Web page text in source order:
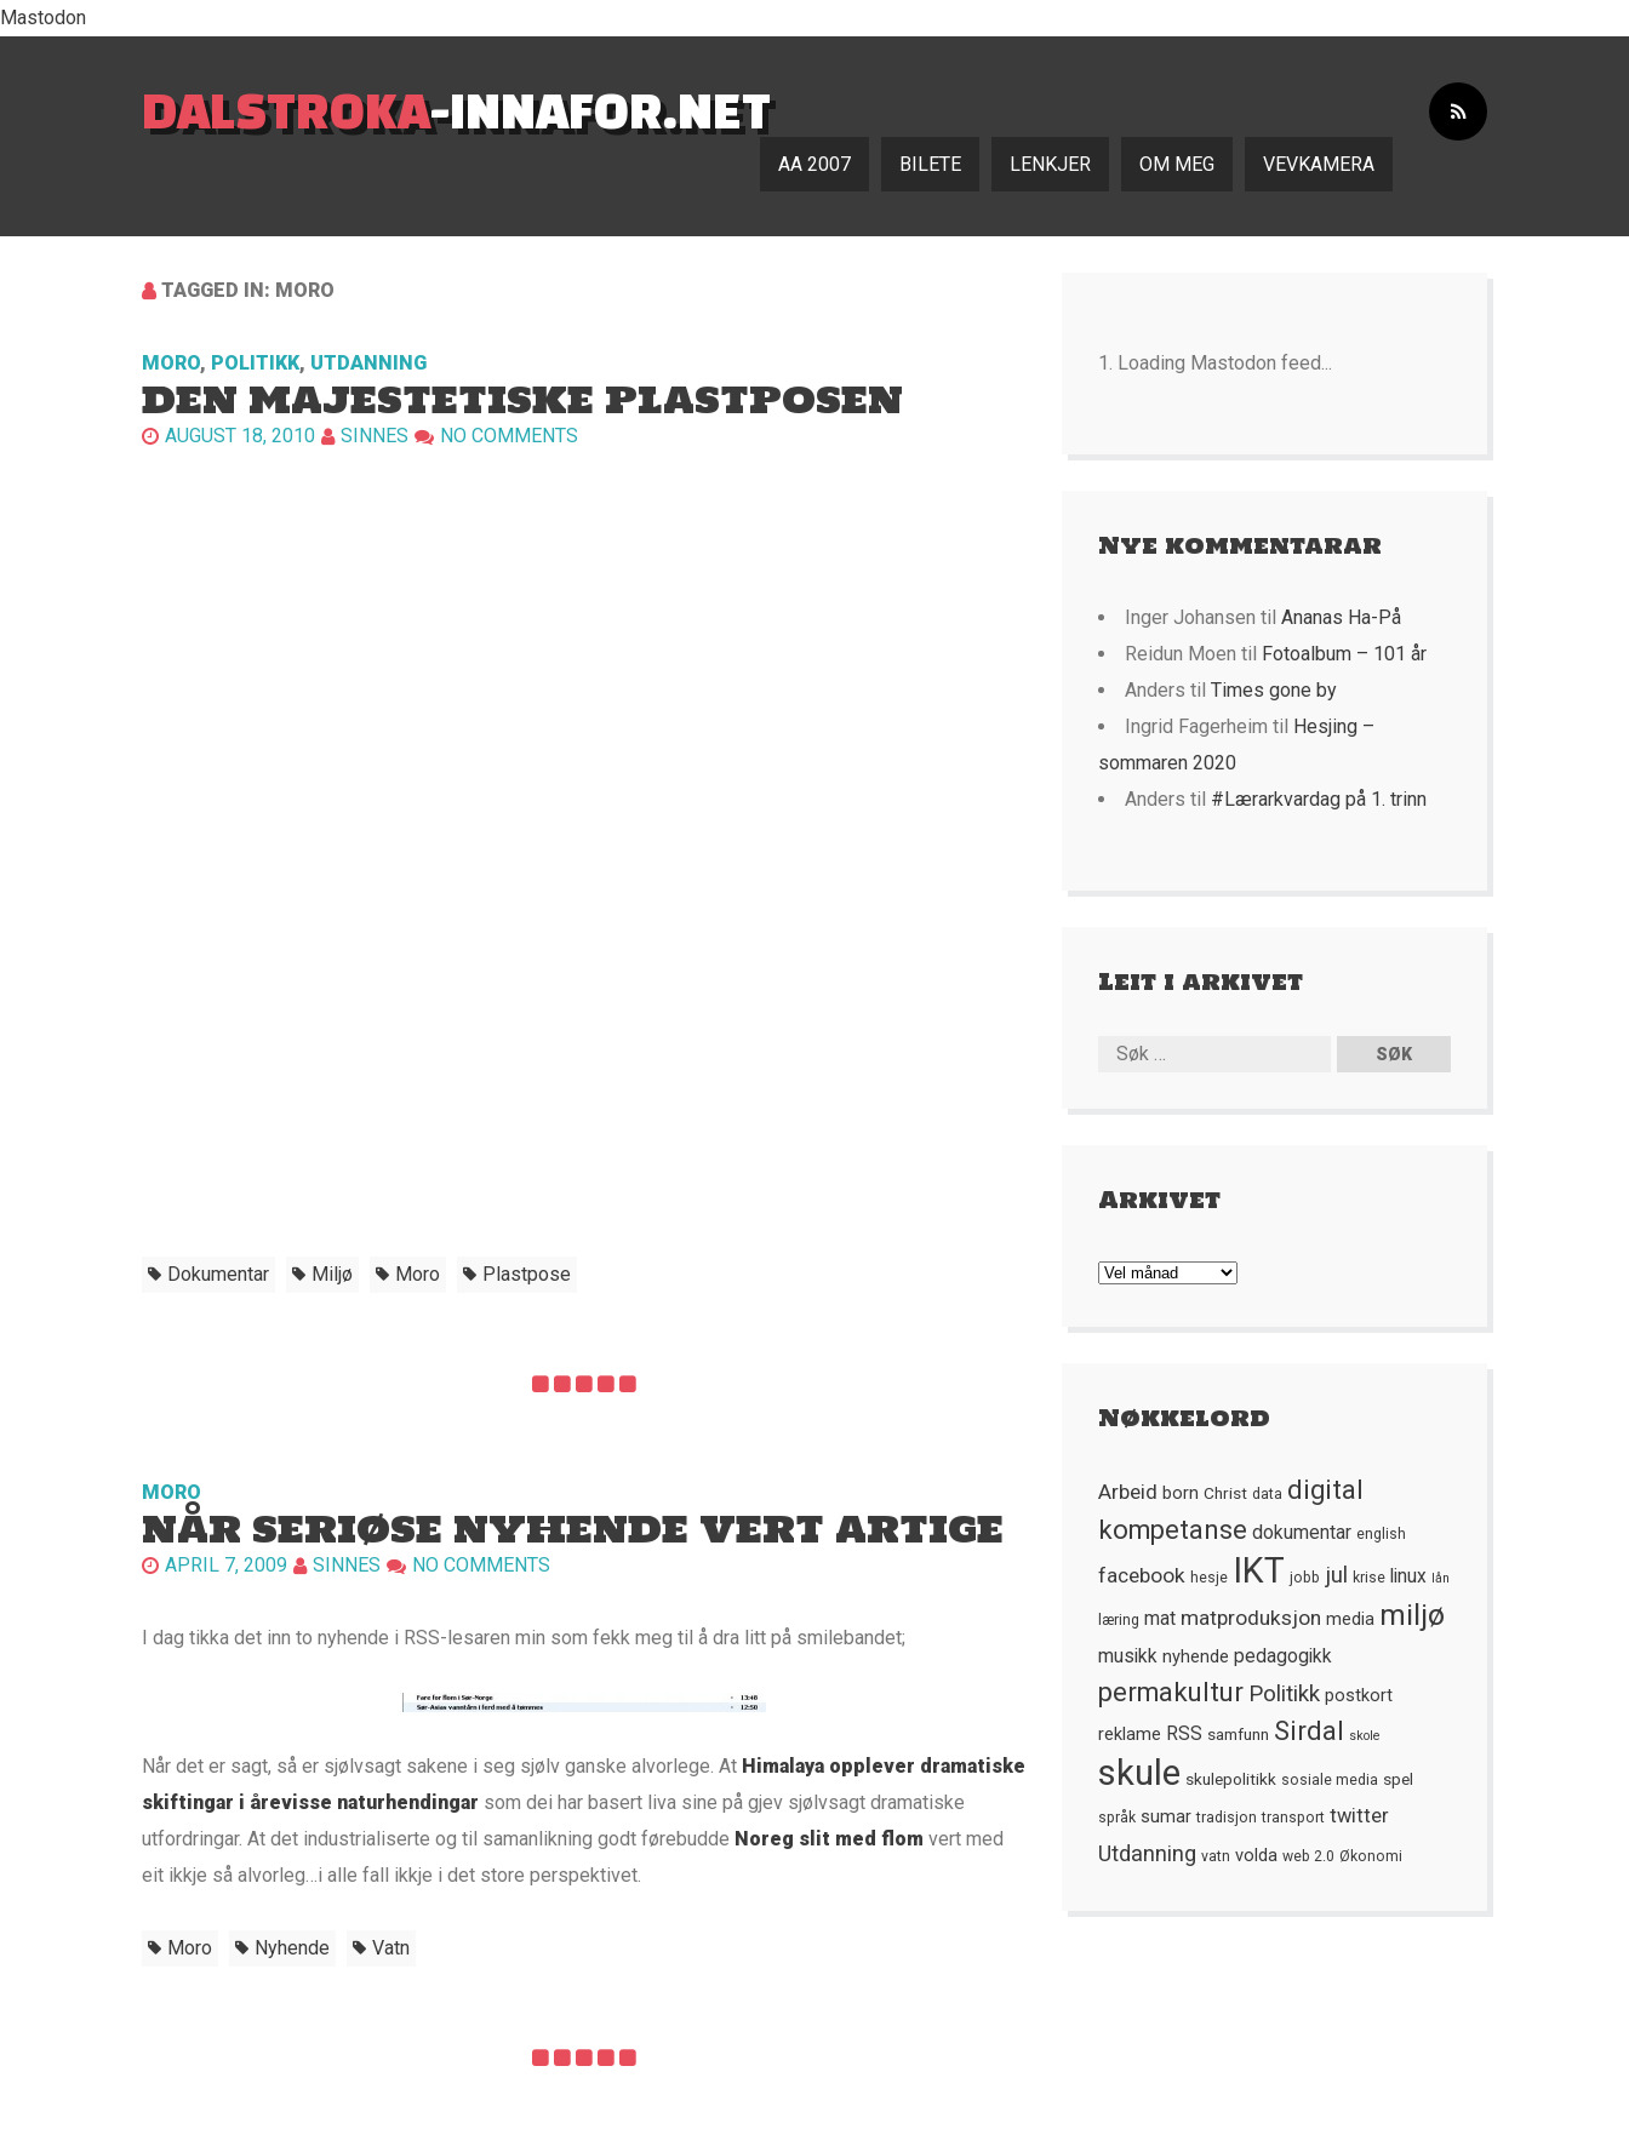
Mastodon
DALSTROKA-INNAFOR.NET
AA 2007 BILETE LENKJER OM MEG VEVKAMERA
TAGGED IN: MORO
MORO, POLITIKK, UTDANNING
DEN MAJESTETISKE PLASTPOSEN
AUGUST 18, 2010 SINNES NO COMMENTS
Dokumentar Miljø Moro Plastpose
MORO
NÅR SERIØSE NYHENDE VERT ARTIGE
APRIL 7, 2009 SINNES NO COMMENTS
I dag tikka det inn to nyhende i RSS-lesaren min som fekk meg til å dra litt på smilebandet;
Når det er sagt, så er sjølvsagt sakene i seg sjølv ganske alvorlege. At Himalaya opplever dramatiske
skiftingar i årevisse naturhendingar som dei har basert liva sine på gjev sjølvsagt dramatiske
utfordringar. At det industrialiserte og til samanlikning godt førebudde Noreg slit med flom vert med
eit ikkje så alvorleg…i alle fall ikkje i det store perspektivet.
Moro Nyhende Vatn
Loading Mastodon feed...
Nye kommentarar
Inger Johansen til Ananas Ha-På
Reidun Moen til Fotoalbum – 101 år
Anders til Times gone by
Ingrid Fagerheim til Hesjing –
sommaren 2020
Anders til #Lærarkvardag på 1. trinn
Leit i arkivet
Arkivet
Arkivet
Nøkkelord
Arbeid born Christ data digital
kompetanse dokumentar english
facebook hesje IKT jobb jul krise linux lån
læring mat matproduksjon media miljø
musikk nyhende pedagogikk
permakultur Politikk postkort
reklame RSS samfunn Sirdal skole
skule skulepolitikk sosiale media spel
språk sumar tradisjon transport twitter
Utdanning vatn volda web 2.0 Økonomi